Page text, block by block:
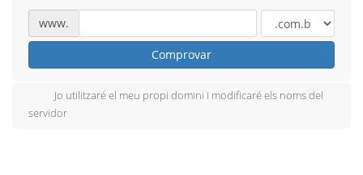
www.
Comprovar
Jo utilitzaré el meu propi domini i modificaré els noms del
servidor